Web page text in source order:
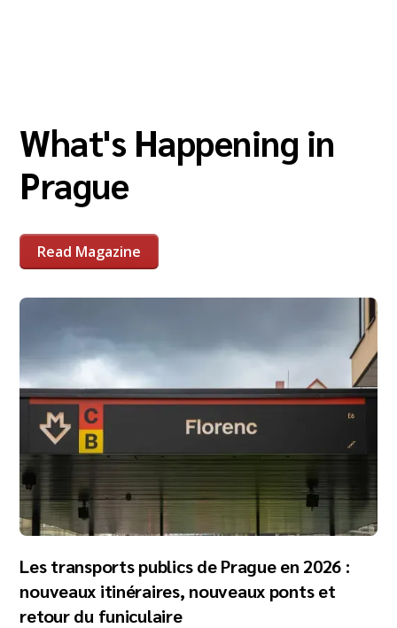
What's Happening in
Prague
Read Magazine
Les transports publics de Prague en 2026 :
nouveaux itinéraires, nouveaux ponts et
retour du funiculaire